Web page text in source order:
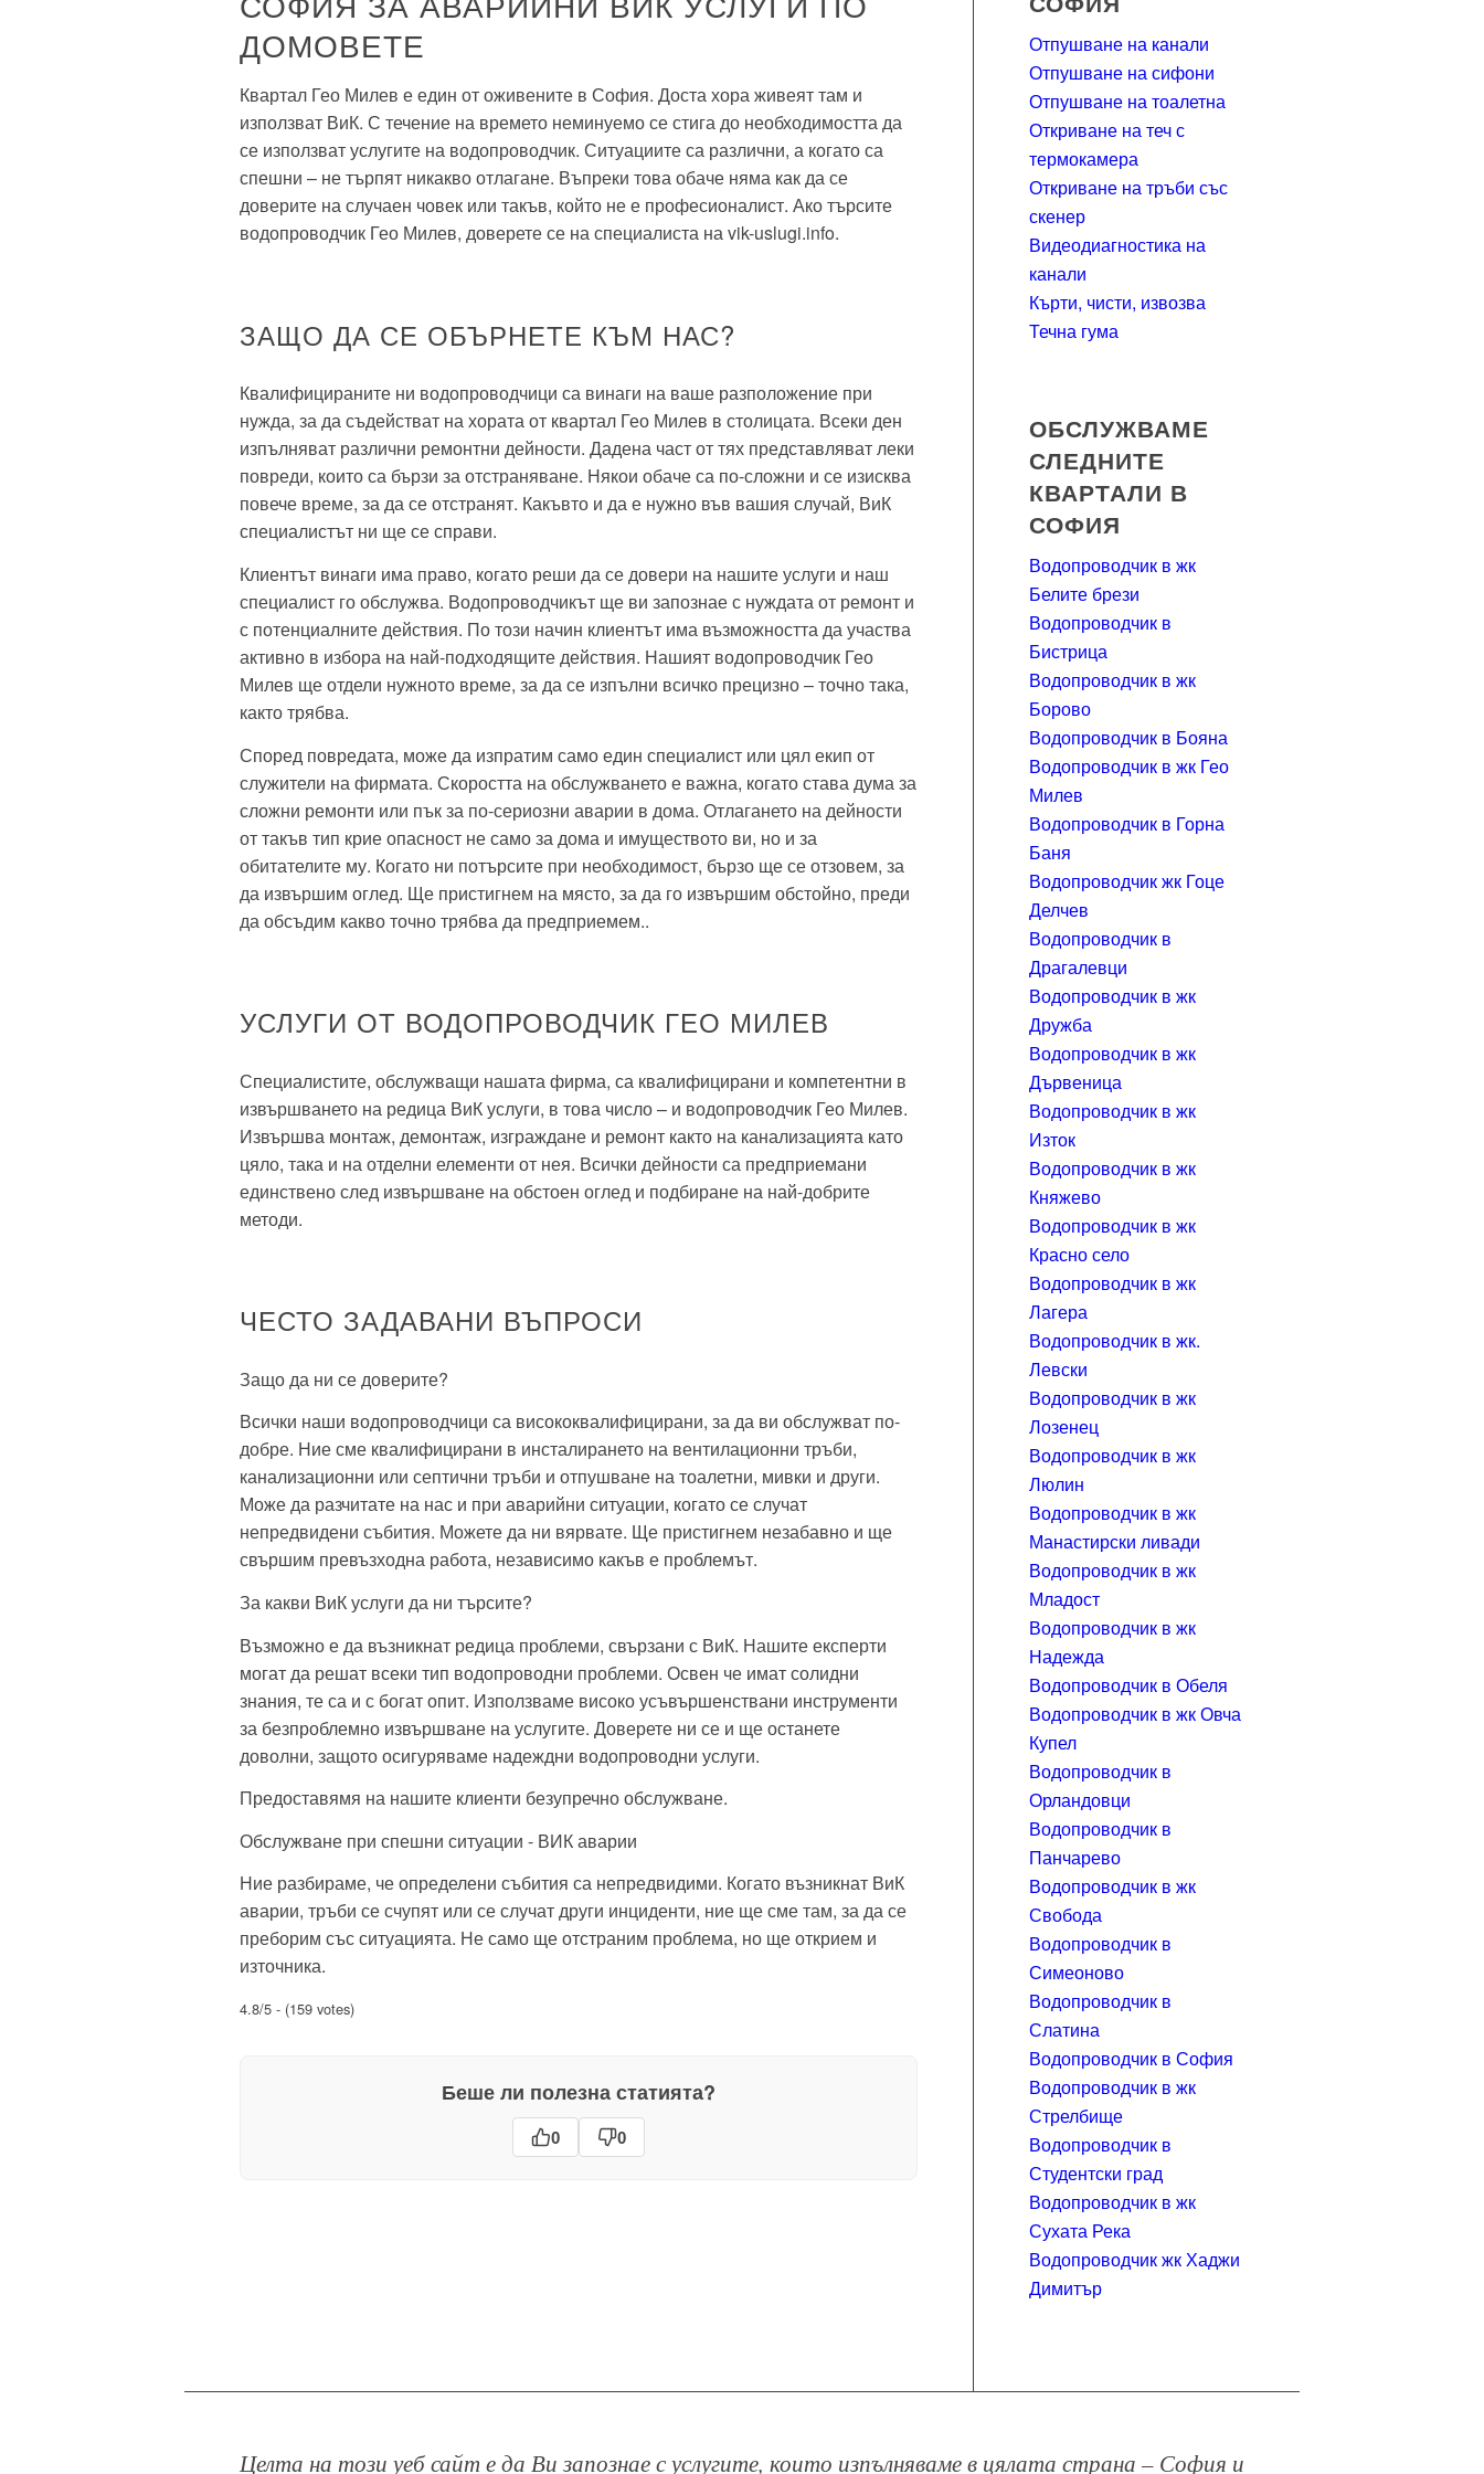
ДОМОВЕТЕ
Квартал Гео Милев е един от оживените в София. Доста хора живеят там и
използват ВиК. С течение на времето неминуемо се стига до необходимостта да
се използват услугите на водопроводчик. Ситуациите са различни, а когато са
спешни – не търпят никакво отлагане. Въпреки това обаче няма как да се
доверите на случаен човек или такъв, който не е професионалист. Ако търсите
водопроводчик Гео Милев, доверете се на специалиста на vik-uslugi.info.
ЗАЩО ДА СЕ ОБЪРНЕТЕ КЪМ НАС?
Квалифицираните ни водопроводчици са винаги на ваше разположение при
нужда, за да съдействат на хората от квартал Гео Милев в столицата. Всеки ден
изпълняват различни ремонтни дейности. Дадена част от тях представляват леки
повреди, които са бързи за отстраняване. Някои обаче са по-сложни и се изисква
повече време, за да се отстранят. Какъвто и да е нужно във вашия случай, ВиК
специалистът ни ще се справи.
Клиентът винаги има право, когато реши да се довери на нашите услуги и наш
специалист го обслужва. Водопроводчикът ще ви запознае с нуждата от ремонт и
с потенциалните действия. По този начин клиентът има възможността да участва
активно в избора на най-подходящите действия. Нашият водопроводчик Гео
Милев ще отдели нужното време, за да се изпълни всичко прецизно – точно така,
както трябва.
Според повредата, може да изпратим само един специалист или цял екип от
служители на фирмата. Скоростта на обслужването е важна, когато става дума за
сложни ремонти или пък за по-сериозни аварии в дома. Отлагането на дейности
от такъв тип крие опасност не само за дома и имуществото ви, но и за
обитателите му. Когато ни потърсите при необходимост, бързо ще се отзовем, за
да извършим оглед. Ще пристигнем на място, за да го извършим обстойно, преди
да обсъдим какво точно трябва да предприемем..
УСЛУГИ ОТ ВОДОПРОВОДЧИК ГЕО МИЛЕВ
Специалистите, обслужващи нашата фирма, са квалифицирани и компетентни в
извършването на редица ВиК услуги, в това число – и водопроводчик Гео Милев.
Извършва монтаж, демонтаж, изграждане и ремонт както на канализацията като
цяло, така и на отделни елементи от нея. Всички дейности са предприемани
единствено след извършване на обстоен оглед и подбиране на най-добрите
методи.
ЧЕСТО ЗАДАВАНИ ВЪПРОСИ
Защо да ни се доверите?
Всички наши водопроводчици са висококвалифицирани, за да ви обслужват по-
добре. Ние сме квалифицирани в инсталирането на вентилационни тръби,
канализационни или септични тръби и отпушване на тоалетни, мивки и други.
Може да разчитате на нас и при аварийни ситуации, когато се случат
непредвидени събития. Можете да ни вярвате. Ще пристигнем незабавно и ще
свършим превъзходна работа, независимо какъв е проблемът.
За какви ВиК услуги да ни търсите?
Възможно е да възникнат редица проблеми, свързани с ВиК. Нашите експерти
могат да решат всеки тип водопроводни проблеми. Освен че имат солидни
знания, те са и с богат опит. Използваме високо усъвършенствани инструменти
за безпроблемно извършване на услугите. Доверете ни се и ще останете
доволни, защото осигуряваме надеждни водопроводни услуги.
Предоставямя на нашите клиенти безупречно обслужване.
Обслужване при спешни ситуации - ВИК аварии
Ние разбираме, че определени събития са непредвидими. Когато възникнат ВиК
аварии, тръби се счупят или се случат други инциденти, ние ще сме там, за да се
преборим със ситуацията. Не само ще отстраним проблема, но ще открием и
източника.
4.8/5 - (159 votes)
Беше ли полезна статията?
0 0
Отпушване на канали
Отпушване на сифони
Отпушване на тоалетна
Откриване на теч с
термокамера
Откриване на тръби със
скенер
Видеодиагностика на
канали
Кърти, чисти, извозва
Течна гума
ОБСЛУЖВАМЕ
СЛЕДНИТЕ
КВАРТАЛИ В
СОФИЯ
Водопроводчик в жк
Белите брези
Водопроводчик в
Бистрица
Водопроводчик в жк
Борово
Водопроводчик в Бояна
Водопроводчик в жк Гео
Милев
Водопроводчик в Горна
Баня
Водопроводчик жк Гоце
Делчев
Водопроводчик в
Драгалевци
Водопроводчик в жк
Дружба
Водопроводчик в жк
Дървеница
Водопроводчик в жк
Изток
Водопроводчик в жк
Княжево
Водопроводчик в жк
Красно село
Водопроводчик в жк
Лагера
Водопроводчик в жк.
Левски
Водопроводчик в жк
Лозенец
Водопроводчик в жк
Люлин
Водопроводчик в жк
Манастирски ливади
Водопроводчик в жк
Младост
Водопроводчик в жк
Надежда
Водопроводчик в Обеля
Водопроводчик в жк Овча
Купел
Водопроводчик в
Орландовци
Водопроводчик в
Панчарево
Водопроводчик в жк
Свобода
Водопроводчик в
Симеоново
Водопроводчик в
Слатина
Водопроводчик в София
Водопроводчик в жк
Стрелбище
Водопроводчик в
Студентски град
Водопроводчик в жк
Сухата Река
Водопроводчик жк Хаджи
Димитър
Целта на този уеб сайт е да Ви запознае с услугите, които изпълняваме в цялата страна – София и